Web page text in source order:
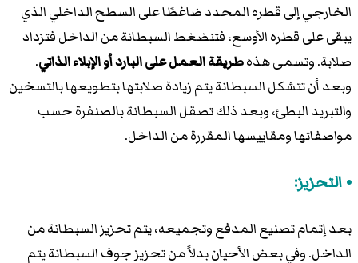
الخارجي إلى قطره المحدد ضاغطًا على السطح الداخلي الذي
يبقى على قطره الأوسع، فتنضغط السبطانة من الداخل فتزداد
صلابة. وتسمى هذهطريقة العمل على البارد أو الإبلاء الذاتي.
وبعد أن تتشكل السبطانة يتم زيادة صلابتها بتطويعها بالتسخين
والتبريد البطئ، وبعد ذلك تصقل السبطانة بالصنفرة حسب
مواصفاتها ومقاييسها المقررة من الداخل.
التحزيز:
بعد إتمام تصنيع المدفع وتجميعه، يتم تحزيز السبطانة من
الداخل. وفي بعض الأحيان بدلاً من تحزيز جوف السبطانة يتم